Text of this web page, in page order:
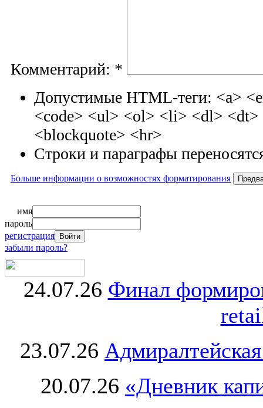
Комментарий: *
Допустимые HTML-теги: <a>
<code> <ul> <ol> <li> <dl> <dt>
<blockquote> <hr>
Строки и параграфы
Больше информации о возможностях форматирования
имя
пароль
регистрация
забыли пароль?
24.07.26 Финал
23.07.26
20.07.26 «Дневник